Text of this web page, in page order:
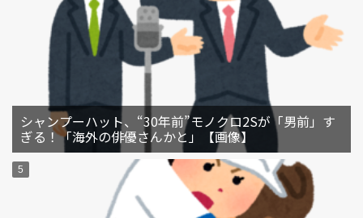
シャンプーハット、“30年前”モノクロ2Sが「男前」す
ぎる！「海外の俳優さんかと」【画像】